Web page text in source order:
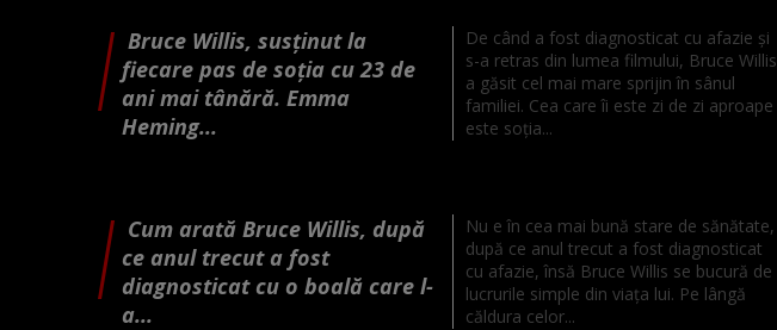
Bruce Willis, susținut la
fiecare pas de soția cu 23 de
ani mai tânără. Emma
Heming...
De când a fost diagnosticat cu afazie și
s-a retras din lumea filmului, Bruce Willis
a găsit cel mai mare sprijin în sânul
familiei. Cea care îi este zi de zi aproape
este soția...
Cum arată Bruce Willis, după
ce anul trecut a fost
diagnosticat cu o boală care l-
a...
Nu e în cea mai bună stare de sănătate,
după ce anul trecut a fost diagnosticat
cu afazie, însă Bruce Willis se bucură de
lucrurile simple din viața lui. Pe lângă
căldura celor...